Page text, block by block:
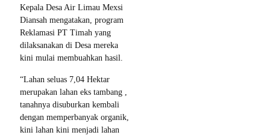
Kepala Desa Air Limau Mexsi
Diansah mengatakan, program
Reklamasi PT Timah yang
dilaksanakan di Desa mereka
kini mulai membuahkan hasil.
“Lahan seluas 7,04 Hektar
merupakan lahan eks tambang ,
tanahnya disuburkan kembali
dengan memperbanyak organik,
kini lahan kini menjadi lahan